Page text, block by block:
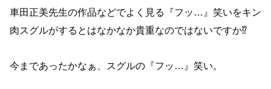
車田正美先生の作品などでよく見る『フッ…』笑いをキン
肉スグルがするとはなかなか貴重なのではないですか⁉︎
今まであったかなぁ、スグルの『フッ…』笑い。